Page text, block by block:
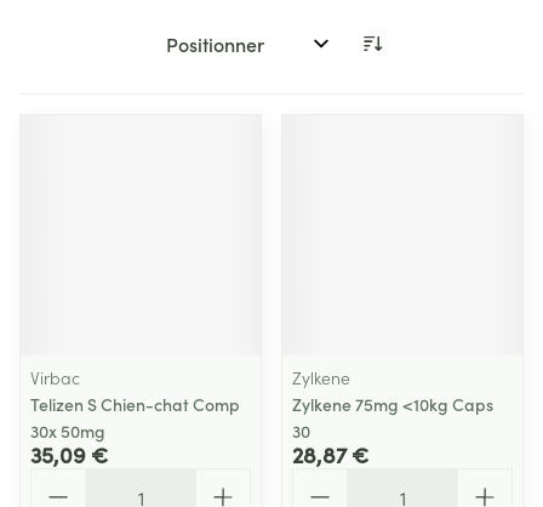
Trier par:
Virbac
Telizen S Chien-chat Comp
30x 50mg
35,09 €
Zylkene
Zylkene 75mg <10kg Caps
30
28,87 €